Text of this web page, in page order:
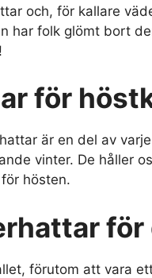
och, för kallare
har folk glömt bort
för
är en del av
vinter. De håller
hösten.
för
förutom att vara